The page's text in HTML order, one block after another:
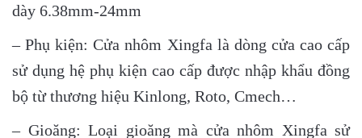
dày 6.38mm-24mm
– Phụ kiện: Cửa nhôm Xingfa là dòng cửa cao cấp
sử dụng hệ phụ kiện cao cấp được nhập khẩu đồng
bộ từ thương hiệu Kinlong, Roto, Cmech…
– Gioăng: Loại gioăng mà cửa nhôm Xingfa sử